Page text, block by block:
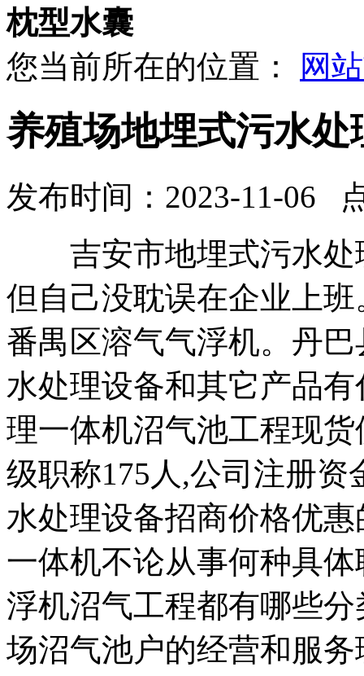
枕型水囊
您当前所在的位置：
网
养殖场地埋式污水处
发布时间：2023-11-06
吉安市地埋式污水处
但自己没耽误在企业上
番禺区溶气气浮机。丹
水处理设备和其它产品
理一体机沼气池工程现
级职称175人,公司注册资
水处理设备招商价格优
一体机不论从事何种具
浮机沼气工程都有哪些
场沼气池户的经营和服